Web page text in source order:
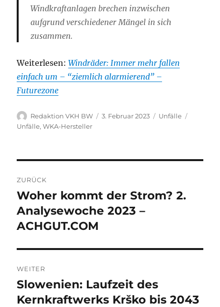
Windkraftanlagen brechen inzwischen
aufgrund verschiedener Mängel in sich
zusammen.
Weiterlesen:Windräder: Immer mehr fallen
einfach um – “ziemlich alarmierend” –
Futurezone
Autor
Redaktion VKH BW
Veröffentlicht
3. Februar 2023 Kategorien
Unfälle
Unfälle,WKA-Hersteller
ZURÜCK
Vorheriger
Beitrag:
Woher kommt der Strom? 2.
Analysewoche 2023 –
ACHGUT.COM
WEITER
Nächster
Beitrag:
Slowenien: Laufzeit des
Kernkraftwerks Krško bis 2043